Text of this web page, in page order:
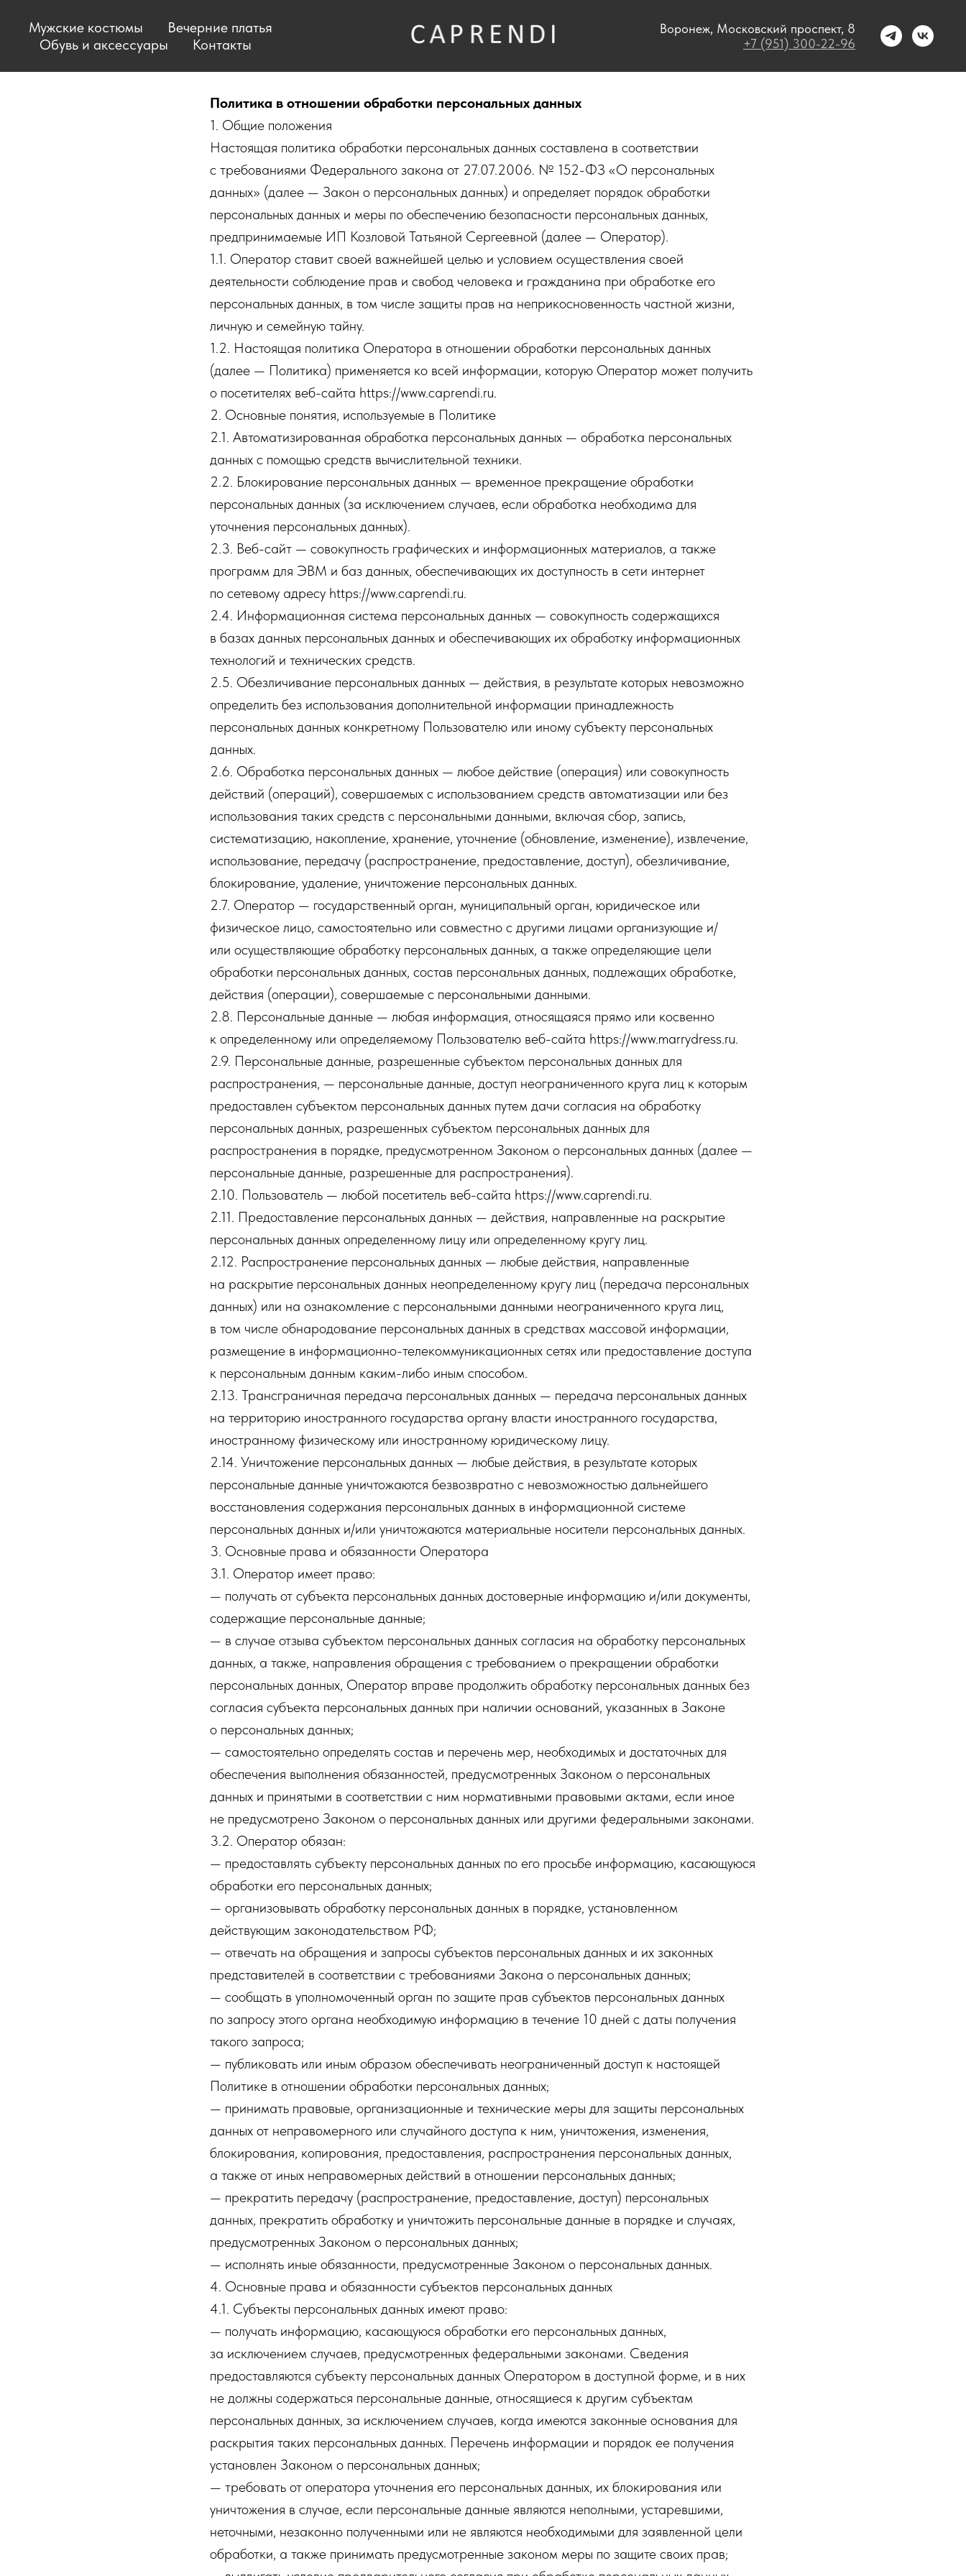
Мужские костюмы
Вечерние платья
Обувь и аксессуары
Контакты
Воронеж, Московский проспект, 8
+7 (951) 300-22-96
Политика в отношении обработки персональных данных
1. Общие положения
Настоящая политика обработки персональных данных составлена в соответствии
с требованиями Федерального закона от 27.07.2006. № 152-ФЗ «О персональных
данных» (далее — Закон о персональных данных) и определяет порядок обработки
персональных данных и меры по обеспечению безопасности персональных данных,
предпринимаемые ИП Козловой Татьяной Сергеевной (далее — Оператор).
1.1. Оператор ставит своей важнейшей целью и условием осуществления своей
деятельности соблюдение прав и свобод человека и гражданина при обработке его
персональных данных, в том числе защиты прав на неприкосновенность частной жизни,
личную и семейную тайну.
1.2. Настоящая политика Оператора в отношении обработки персональных данных
(далее — Политика) применяется ко всей информации, которую Оператор может получить
о посетителях веб-сайта https://www.caprendi.ru.
2. Основные понятия, используемые в Политике
2.1. Автоматизированная обработка персональных данных — обработка персональных
данных с помощью средств вычислительной техники.
2.2. Блокирование персональных данных — временное прекращение обработки
персональных данных (за исключением случаев, если обработка необходима для
уточнения персональных данных).
2.3. Веб-сайт — совокупность графических и информационных материалов, а также
программ для ЭВМ и баз данных, обеспечивающих их доступность в сети интернет
по сетевому адресу https://www.caprendi.ru.
2.4. Информационная система персональных данных — совокупность содержащихся
в базах данных персональных данных и обеспечивающих их обработку информационных
технологий и технических средств.
2.5. Обезличивание персональных данных — действия, в результате которых невозможно
определить без использования дополнительной информации принадлежность
персональных данных конкретному Пользователю или иному субъекту персональных
данных.
2.6. Обработка персональных данных — любое действие (операция) или совокупность
действий (операций), совершаемых с использованием средств автоматизации или без
использования таких средств с персональными данными, включая сбор, запись,
систематизацию, накопление, хранение, уточнение (обновление, изменение), извлечение,
использование, передачу (распространение, предоставление, доступ), обезличивание,
блокирование, удаление, уничтожение персональных данных.
2.7. Оператор — государственный орган, муниципальный орган, юридическое или
физическое лицо, самостоятельно или совместно с другими лицами организующие и/
или осуществляющие обработку персональных данных, а также определяющие цели
обработки персональных данных, состав персональных данных, подлежащих обработке,
действия (операции), совершаемые с персональными данными.
2.8. Персональные данные — любая информация, относящаяся прямо или косвенно
к определенному или определяемому Пользователю веб-сайта https://www.marrydress.ru.
2.9. Персональные данные, разрешенные субъектом персональных данных для
распространения, — персональные данные, доступ неограниченного круга лиц к которым
предоставлен субъектом персональных данных путем дачи согласия на обработку
персональных данных, разрешенных субъектом персональных данных для
распространения в порядке, предусмотренном Законом о персональных данных (далее —
персональные данные, разрешенные для распространения).
2.10. Пользователь — любой посетитель веб-сайта https://www.caprendi.ru.
2.11. Предоставление персональных данных — действия, направленные на раскрытие
персональных данных определенному лицу или определенному кругу лиц.
2.12. Распространение персональных данных — любые действия, направленные
на раскрытие персональных данных неопределенному кругу лиц (передача персональных
данных) или на ознакомление с персональными данными неограниченного круга лиц,
в том числе обнародование персональных данных в средствах массовой информации,
размещение в информационно-телекоммуникационных сетях или предоставление доступа
к персональным данным каким-либо иным способом.
2.13. Трансграничная передача персональных данных — передача персональных данных
на территорию иностранного государства органу власти иностранного государства,
иностранному физическому или иностранному юридическому лицу.
2.14. Уничтожение персональных данных — любые действия, в результате которых
персональные данные уничтожаются безвозвратно с невозможностью дальнейшего
восстановления содержания персональных данных в информационной системе
персональных данных и/или уничтожаются материальные носители персональных данных.
3. Основные права и обязанности Оператора
3.1. Оператор имеет право:
— получать от субъекта персональных данных достоверные информацию и/или документы,
содержащие персональные данные;
— в случае отзыва субъектом персональных данных согласия на обработку персональных
данных, а также, направления обращения с требованием о прекращении обработки
персональных данных, Оператор вправе продолжить обработку персональных данных без
согласия субъекта персональных данных при наличии оснований, указанных в Законе
о персональных данных;
— самостоятельно определять состав и перечень мер, необходимых и достаточных для
обеспечения выполнения обязанностей, предусмотренных Законом о персональных
данных и принятыми в соответствии с ним нормативными правовыми актами, если иное
не предусмотрено Законом о персональных данных или другими федеральными законами.
3.2. Оператор обязан:
— предоставлять субъекту персональных данных по его просьбе информацию, касающуюся
обработки его персональных данных;
— организовывать обработку персональных данных в порядке, установленном
действующим законодательством РФ;
— отвечать на обращения и запросы субъектов персональных данных и их законных
представителей в соответствии с требованиями Закона о персональных данных;
— сообщать в уполномоченный орган по защите прав субъектов персональных данных
по запросу этого органа необходимую информацию в течение 10 дней с даты получения
такого запроса;
— публиковать или иным образом обеспечивать неограниченный доступ к настоящей
Политике в отношении обработки персональных данных;
— принимать правовые, организационные и технические меры для защиты персональных
данных от неправомерного или случайного доступа к ним, уничтожения, изменения,
блокирования, копирования, предоставления, распространения персональных данных,
а также от иных неправомерных действий в отношении персональных данных;
— прекратить передачу (распространение, предоставление, доступ) персональных
данных, прекратить обработку и уничтожить персональные данные в порядке и случаях,
предусмотренных Законом о персональных данных;
— исполнять иные обязанности, предусмотренные Законом о персональных данных.
4. Основные права и обязанности субъектов персональных данных
4.1. Субъекты персональных данных имеют право:
— получать информацию, касающуюся обработки его персональных данных,
за исключением случаев, предусмотренных федеральными законами. Сведения
предоставляются субъекту персональных данных Оператором в доступной форме, и в них
не должны содержаться персональные данные, относящиеся к другим субъектам
персональных данных, за исключением случаев, когда имеются законные основания для
раскрытия таких персональных данных. Перечень информации и порядок ее получения
установлен Законом о персональных данных;
— требовать от оператора уточнения его персональных данных, их блокирования или
уничтожения в случае, если персональные данные являются неполными, устаревшими,
неточными, незаконно полученными или не являются необходимыми для заявленной цели
обработки, а также принимать предусмотренные законом меры по защите своих прав;